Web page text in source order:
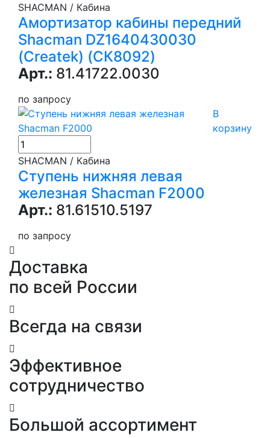
SHACMAN / Кабина
Амортизатор кабины передний
Shacman DZ1640430030
(Createk) (СК8092)
Арт.: 81.41722.0030
по запросу
В
корзину
SHACMAN / Кабина
Ступень нижняя левая
железная Shacman F2000
Арт.: 81.61510.5197
по запросу
Доставка
по всей России
Всегда на связи
Эффективное
сотрудничество
Большой ассортимент